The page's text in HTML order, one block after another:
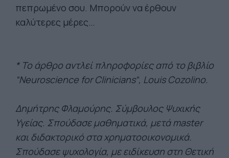
πεπρωμένο σου. Μπορούν να έρθουν
καλύτερες μέρες…
* To άρθρο αντλεί πληροφορίες από το βιβλίο
“Neuroscience for Clinicians“, Louis Cozolino.
Δημήτρης Φλαμούρης. Σύμβουλος Ψυχικής
Υγείας. Σπούδασε μαθηματικά, μετά master
και διδακτορικό στα χρηματοοικονομικά.
Σπούδασε ψυχολογία, με ειδίκευση στη Θετική